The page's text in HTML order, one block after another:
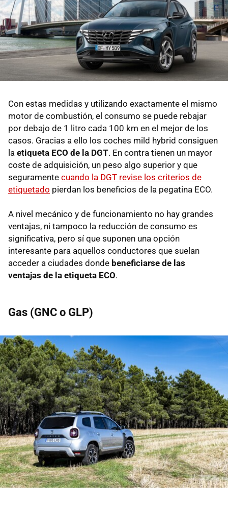
Con estas medidas y utilizando exactamente el mismo
motor de combustión, el consumo se puede rebajar
por debajo de 1 litro cada 100 km en el mejor de los
casos. Gracias a ello los coches mild hybrid consiguen
la etiqueta ECO de la DGT. En contra tienen un mayor
coste de adquisición, un peso algo superior y que
seguramente cuando la DGT revise los criterios de
etiquetado pierdan los beneficios de la pegatina ECO.
A nivel mecánico y de funcionamiento no hay grandes
ventajas, ni tampoco la reducción de consumo es
significativa, pero sí que suponen una opción
interesante para aquellos conductores que suelan
acceder a ciudades donde beneficiarse de las
ventajas de la etiqueta ECO.
Gas (GNC o GLP)